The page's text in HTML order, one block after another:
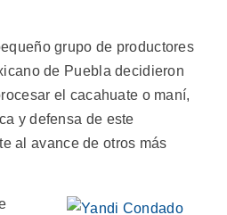
grupo de productores
de Puebla decidieron
el cacahuate o maní,
y defensa de este
al avance de otros más